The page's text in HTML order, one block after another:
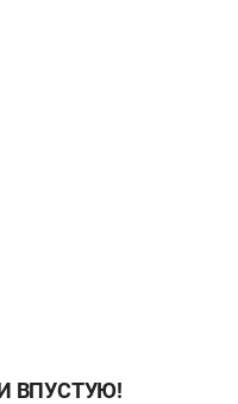
ВПУСТУЮ!